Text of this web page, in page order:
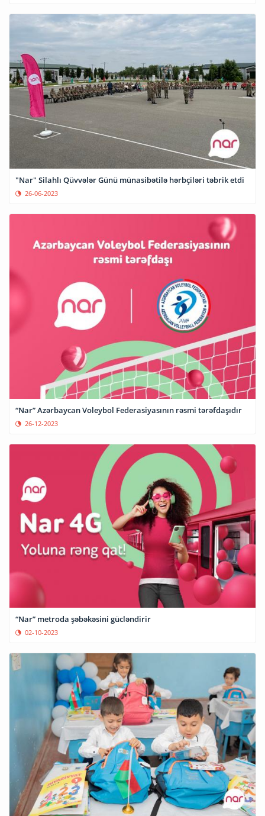
"Nar" Silahlı Qüvvələr Günü münasibətilə hərbçiləri təbrik etdi
26-06-2023
“Nar” Azərbaycan Voleybol Federasiyasının rəsmi tərəfdaşıdır
26-12-2023
“Nar” metroda şəbəkəsini gücləndirir
02-10-2023